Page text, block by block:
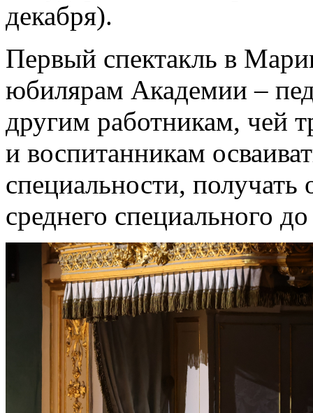
декабря).
Первый спектакль в
юбилярам Академии –
другим работникам, чей
и воспитанникам
специальности, получать
среднего специального